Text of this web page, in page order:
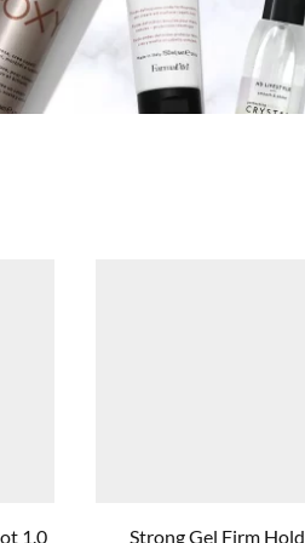
1.0 Strong Gel Firm Hold